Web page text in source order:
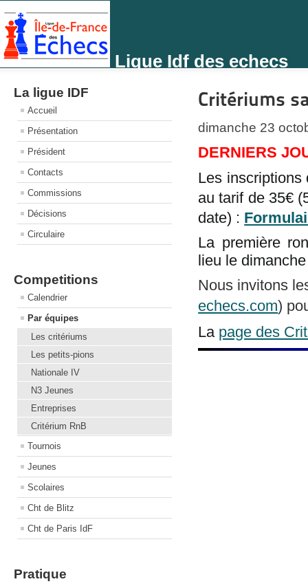
Ligue Idf des echecs
La ligue IDF
Accueil
Présentation
Président
Contacts
Commissions
Décisions
Circulaire
Competitions
Calendrier
Par équipes
Les critériums
Les petits-pions
Nationale IV
N3 Jeunes
Entreprises
Critérium RnB
Tournois
Jeunes
Scolaires
Cht de Blitz
Cht de Paris IdF
Pratique
Critériums
dimanche 23
DERNIERS
Les
au tarif de 35€
date) :
La première
lieu le
Nous invitons
echecs.com)
La page des